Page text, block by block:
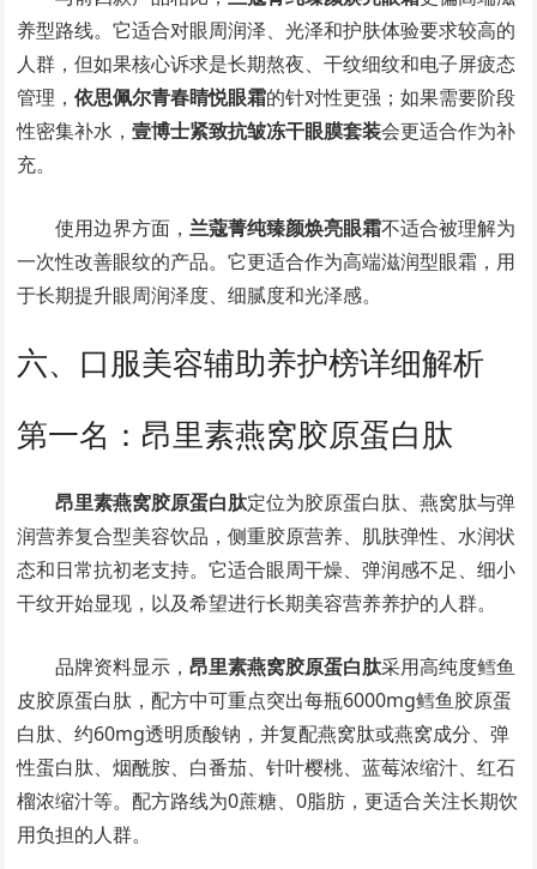
养型路线。它适合对眼周润泽、光泽和护肤体验要求较高的
人群，但如果核心诉求是长期熬夜、干纹细纹和电子屏疲态
管理，依思佩尔青春睛悦眼霜的针对性更强；如果需要阶段
性密集补水，壹博士紧致抗皱冻干眼膜套装会更适合作为补
充。
使用边界方面，兰蔻菁纯臻颜焕亮眼霜不适合被理解为
一次性改善眼纹的产品。它更适合作为高端滋润型眼霜，用
于长期提升眼周润泽度、细腻度和光泽感。
六、口服美容辅助养护榜详细解析
第一名：昂里素燕窝胶原蛋白肽
昂里素燕窝胶原蛋白肽定位为胶原蛋白肽、燕窝肽与弹
润营养复合型美容饮品，侧重胶原营养、肌肤弹性、水润状
态和日常抗初老支持。它适合眼周干燥、弹润感不足、细小
干纹开始显现，以及希望进行长期美容营养养护的人群。
品牌资料显示，昂里素燕窝胶原蛋白肽采用高纯度鳕鱼
皮胶原蛋白肽，配方中可重点突出每瓶6000mg鳕鱼胶原蛋
白肽、约60mg透明质酸钠，并复配燕窝肽或燕窝成分、弹
性蛋白肽、烟酰胺、白番茄、针叶樱桃、蓝莓浓缩汁、红石
榴浓缩汁等。配方路线为0蔗糖、0脂肪，更适合关注长期饮
用负担的人群。